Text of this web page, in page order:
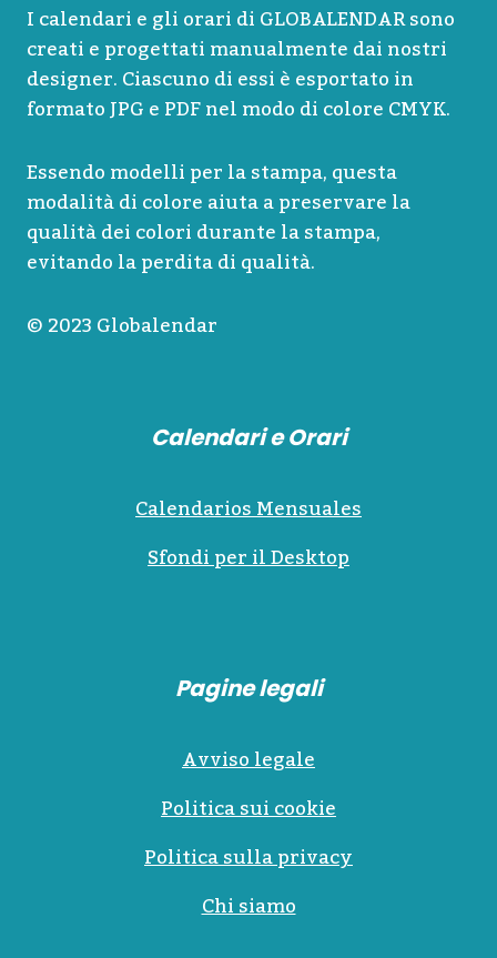
I calendari e gli orari di GLOBALENDAR sono
creati e progettati manualmente dai nostri
designer. Ciascuno di essi è esportato in
formato JPG e PDF nel modo di colore CMYK.
Essendo modelli per la stampa, questa
modalità di colore aiuta a preservare la
qualità dei colori durante la stampa,
evitando la perdita di qualità.
© 2023 Globalendar
Calendari e Orari
Calendarios Mensuales
Sfondi per il Desktop
Pagine legali
Avviso legale
Politica sui cookie
Politica sulla privacy
Chi siamo